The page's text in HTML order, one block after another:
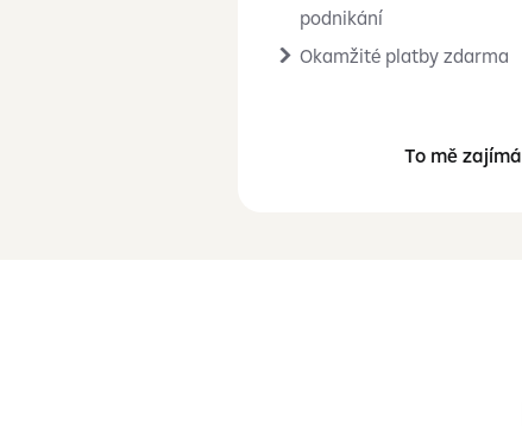
podnikání
Okamžité platby zdarma
To mě zajímá